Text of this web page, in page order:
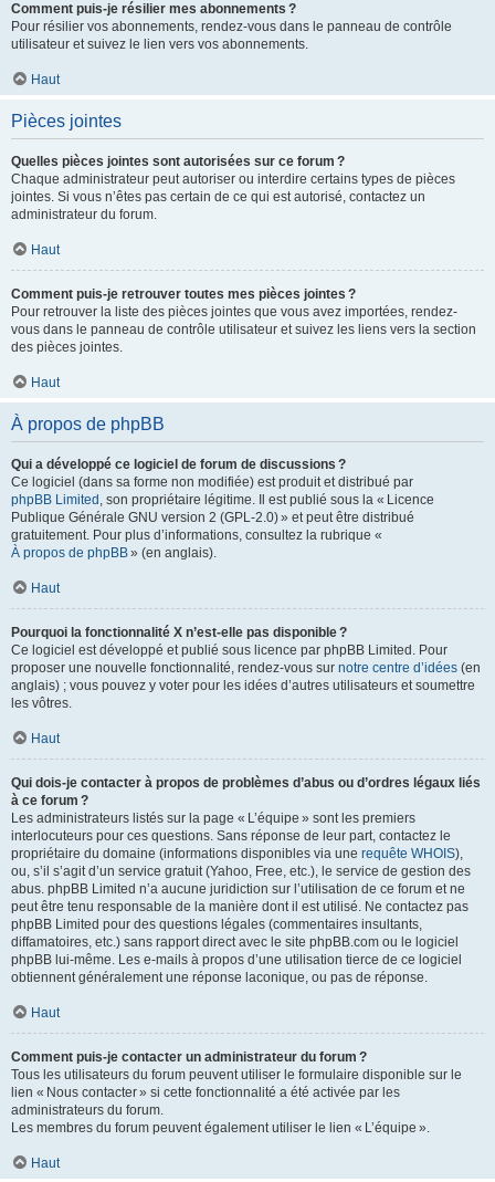
Comment puis-je résilier mes abonnements ?
Pour résilier vos abonnements, rendez-vous dans le panneau de contrôle
utilisateur et suivez le lien vers vos abonnements.
Haut
Pièces jointes
Quelles pièces jointes sont autorisées sur ce forum ?
Chaque administrateur peut autoriser ou interdire certains types de pièces
jointes. Si vous n’êtes pas certain de ce qui est autorisé, contactez un
administrateur du forum.
Haut
Comment puis-je retrouver toutes mes pièces jointes ?
Pour retrouver la liste des pièces jointes que vous avez importées, rendez-
vous dans le panneau de contrôle utilisateur et suivez les liens vers la section
des pièces jointes.
Haut
À propos de phpBB
Qui a développé ce logiciel de forum de discussions ?
Ce logiciel (dans sa forme non modifiée) est produit et distribué par
phpBB Limited , son propriétaire légitime. Il est publié sous la « Licence
Publique Générale GNU version 2 (GPL-2.0) » et peut être distribué
gratuitement. Pour plus d’informations, consultez la rubrique «
À propos de phpBB» (en anglais).
Haut
Pourquoi la fonctionnalité X n’est-elle pas disponible ?
Ce logiciel est développé et publié sous licence par phpBB Limited. Pour
proposer une nouvelle fonctionnalité, rendez-vous sur notre centre d’idées (en
anglais) ; vous pouvez y voter pour les idées d’autres utilisateurs et soumettre
les vôtres.
Haut
Qui dois-je contacter à propos de problèmes d’abus ou d’ordres légaux liés
à ce forum ?
Les administrateurs listés sur la page « L’équipe » sont les premiers
interlocuteurs pour ces questions. Sans réponse de leur part, contactez le
propriétaire du domaine (informations disponibles via une requête WHOIS),
ou, s’il s’agit d’un service gratuit (Yahoo, Free, etc.), le service de gestion des
abus. phpBB Limited n’a aucune juridiction sur l’utilisation de ce forum et ne
peut être tenu responsable de la manière dont il est utilisé. Ne contactez pas
phpBB Limited pour des questions légales (commentaires insultants,
diffamatoires, etc.) sans rapport direct avec le site phpBB.com ou le logiciel
phpBB lui-même. Les e-mails à propos d’une utilisation tierce de ce logiciel
obtiennent généralement une réponse laconique, ou pas de réponse.
Haut
Comment puis-je contacter un administrateur du forum ?
Tous les utilisateurs du forum peuvent utiliser le formulaire disponible sur le
lien « Nous contacter » si cette fonctionnalité a été activée par les
administrateurs du forum.
Les membres du forum peuvent également utiliser le lien « L’équipe ».
Haut